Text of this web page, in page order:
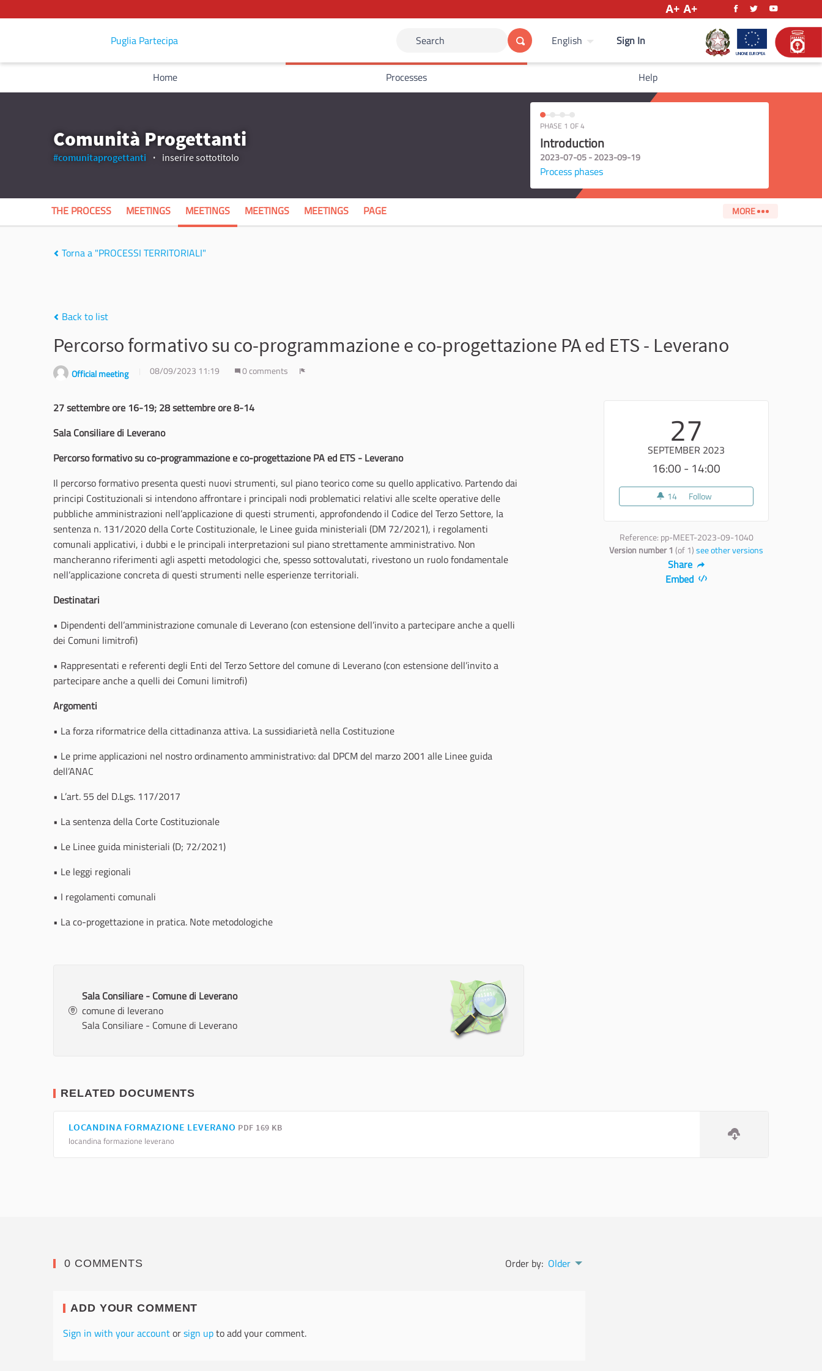
Puglia Partecipa Search English Sign In
Home Processes Help
Comunità Progettanti
#comunitaprogettanti inserire sottotitolo
PHASE 1 OF 4
Introduction
2023-07-05 - 2023-09-19
Process phases
THE PROCESS MEETINGS MEETINGS MEETINGS MEETINGS PAGE MORE
Torna a "PROCESSI TERRITORIALI"
Back to list
Percorso formativo su co-programmazione e co-progettazione PA ed ETS - Leverano
Official meeting 08/09/2023 11:19 0 comments
27
SEPTEMBER 2023
16:00 - 14:00
14 14 followers
Follow
Reference: pp-MEET-2023-09-1040
Version number 1 (of 1)see other versions
Share
Embed
27 settembre ore 16-19; 28 settembre ore 8-14
Sala Consiliare di Leverano
Percorso formativo su co-programmazione e co-progettazione PA ed ETS - Leverano
Il percorso formativo presenta questi nuovi strumenti, sul piano teorico come su quello applicativo. Partendo dai
principi Costituzionali si intendono affrontare i principali nodi problematici relativi alle scelte operative delle
pubbliche amministrazioni nell’applicazione di questi strumenti, approfondendo il Codice del Terzo Settore, la
sentenza n. 131/2020 della Corte Costituzionale, le Linee guida ministeriali (DM 72/2021), i regolamenti
comunali applicativi, i dubbi e le principali interpretazioni sul piano strettamente amministrativo. Non
mancheranno riferimenti agli aspetti metodologici che, spesso sottovalutati, rivestono un ruolo fondamentale
nell’applicazione concreta di questi strumenti nelle esperienze territoriali.
Destinatari
• Dipendenti dell’amministrazione comunale di Leverano (con estensione dell’invito a partecipare anche a quelli
dei Comuni limitrofi)
• Rappresentati e referenti degli Enti del Terzo Settore del comune di Leverano (con estensione dell’invito a
partecipare anche a quelli dei Comuni limitrofi)
Argomenti
• La forza riformatrice della cittadinanza attiva. La sussidiarietà nella Costituzione
• Le prime applicazioni nel nostro ordinamento amministrativo: dal DPCM del marzo 2001 alle Linee guida
dell’ANAC
• L’art. 55 del D.Lgs. 117/2017
• La sentenza della Corte Costituzionale
• Le Linee guida ministeriali (D; 72/2021)
• Le leggi regionali
• I regolamenti comunali
• La co-progettazione in pratica. Note metodologiche
Sala Consiliare - Comune di Leverano
comune di leverano
Sala Consiliare - Comune di Leverano
RELATED DOCUMENTS
LOCANDINA FORMAZIONE LEVERANO PDF 169 KB
locandina formazione leverano
0 COMMENTS Order by: Older
ADD YOUR COMMENT
Sign in with your accountorsign upto add your comment.